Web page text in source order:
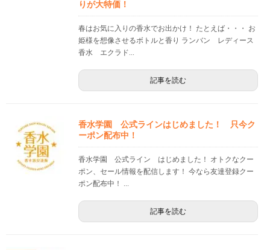
りが大特価！
春はお気に入りの香水でお出かけ！ たとえば・・・ お
姫様を想像させるボトルと香り ランバン レディース
香水 エクラド...
記事を読む
香水学園 公式ラインはじめました！ 只今ク
ーポン配布中！
香水学園 公式ライン はじめました！ オトクなクー
ポン、セール情報を配信します！ 今なら友達登録クー
ポン配布中！ ...
記事を読む